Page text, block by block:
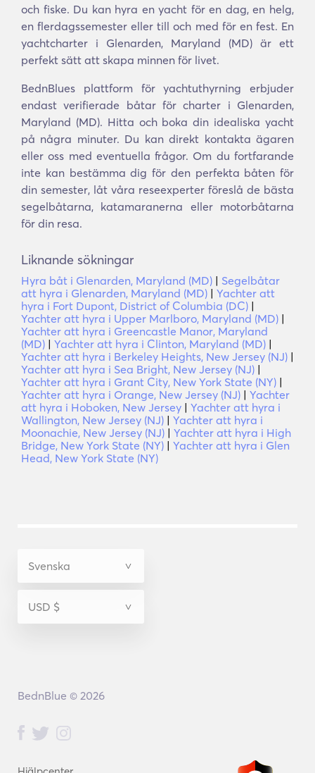
och fiske. Du kan hyra en yacht för en dag, en helg,
en flerdagssemester eller till och med för en fest. En
yachtcharter i Glenarden, Maryland (MD) är ett
perfekt sätt att skapa minnen för livet.
BednBlues plattform för yachtuthyrning erbjuder
endast verifierade båtar för charter i Glenarden,
Maryland (MD). Hitta och boka din idealiska yacht
på några minuter. Du kan direkt kontakta ägaren
eller oss med eventuella frågor. Om du fortfarande
inte kan bestämma dig för den perfekta båten för
din semester, låt våra reseexperter föreslå de bästa
segelbåtarna, katamaranerna eller motorbåtarna
för din resa.
Liknande sökningar
Hyra båt i Glenarden, Maryland (MD) | Segelbåtar
att hyra i Glenarden, Maryland (MD) | Yachter att
hyra i Fort Dupont, District of Columbia (DC) |
Yachter att hyra i Upper Marlboro, Maryland (MD) |
Yachter att hyra i Greencastle Manor, Maryland
(MD) | Yachter att hyra i Clinton, Maryland (MD) |
Yachter att hyra i Berkeley Heights, New Jersey (NJ) |
Yachter att hyra i Sea Bright, New Jersey (NJ) |
Yachter att hyra i Grant City, New York State (NY) |
Yachter att hyra i Orange, New Jersey (NJ) | Yachter
att hyra i Hoboken, New Jersey | Yachter att hyra i
Wallington, New Jersey (NJ) | Yachter att hyra i
Moonachie, New Jersey (NJ) | Yachter att hyra i High
Bridge, New York State (NY) | Yachter att hyra i Glen
Head, New York State (NY)
BednBlue © 2026